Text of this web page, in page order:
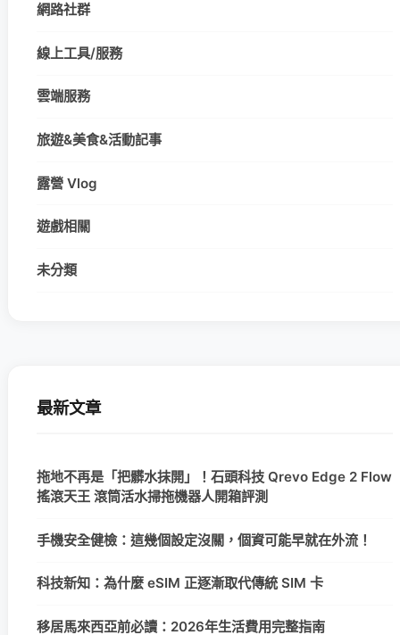
網路社群
線上工具/服務
雲端服務
旅遊&美食&活動記事
露營 Vlog
遊戲相關
未分類
最新文章
拖地不再是「把髒水抹開」！石頭科技 Qrevo Edge 2 Flow
搖滾天王 滾筒活水掃拖機器人開箱評測
手機安全健檢：這幾個設定沒關，個資可能早就在外流！
科技新知：為什麼 eSIM 正逐漸取代傳統 SIM 卡
移居馬來西亞前必讀：2026年生活費用完整指南